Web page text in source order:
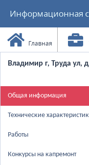
Информационная
Главная
Владимир г, Труда ул,
Общая информация
Технические
Работы
Конкурсы на капремонт